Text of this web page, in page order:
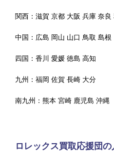
関西：滋賀 京都 大阪 兵庫 奈良
中国： 広島 岡山 山口 鳥取 島根
四国：香川 愛媛 徳島 高知
九州：福岡 佐賀 長崎 大分
南九州：熊本 宮崎 鹿児島 沖縄
ロレックス買取応援団